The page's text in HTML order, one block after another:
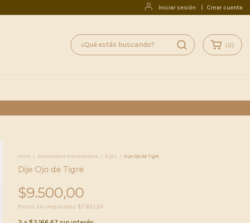
Iniciar sesión Crear cuenta
(0)
Inicio / Accesorios e Indumentaria / Dijes / Dije Ojo de Tigre
Dije Ojo de Tigre
$9.500,00
Precio sin impuestos $7.851,24